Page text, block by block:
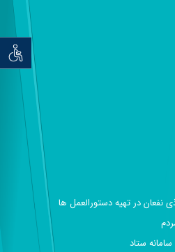
توان
نفعان در تهیه دستورالعمل ها
ستاد